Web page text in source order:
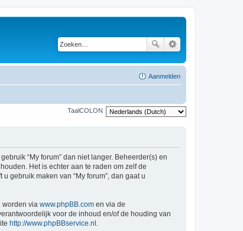
Aanmelden
TaalCOLON
“My forum” dan niet langer. Beheerder(s) en
Het is echter aan te raden om zelf de
gebruik maken van “My forum”, dan gaat u
worden via www.phpBB.com en via de
voor de inhoud en/of de houding van
http://www.phpBBservice.nl .